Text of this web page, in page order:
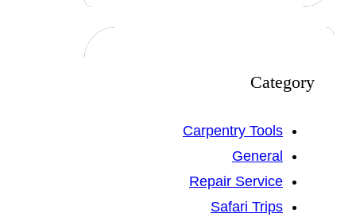
Category
Carpentry Tools
General
Repair Service
Safari Trips